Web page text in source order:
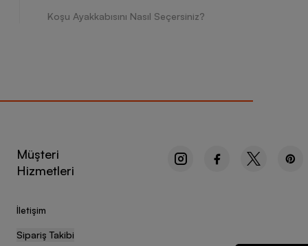
Koşu Ayakkabısını Nasıl Seçersiniz?
Müşteri
Hizmetleri
İletişim
Sipariş Takibi